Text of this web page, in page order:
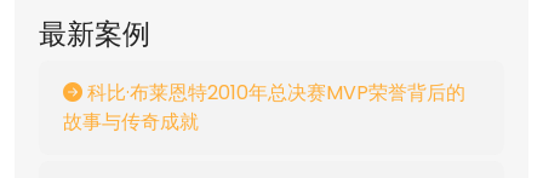
最新案例
科比·布莱恩特2010年总决赛MVP荣誉背后的
故事与传奇成就